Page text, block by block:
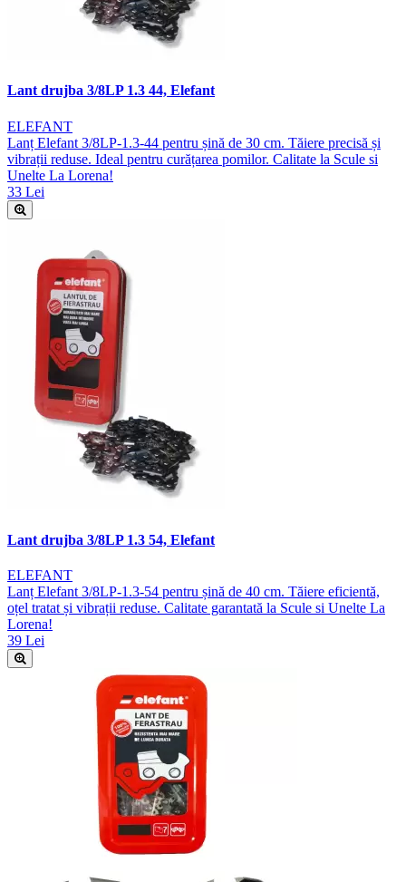
Lant drujba 3/8LP 1.3 44, Elefant
ELEFANT
Lanț Elefant 3/8LP-1.3-44 pentru șină de 30 cm. Tăiere precisă și
vibrații reduse. Ideal pentru curățarea pomilor. Calitate la Scule si
Unelte La Lorena!
33 Lei
Lant drujba 3/8LP 1.3 54, Elefant
ELEFANT
Lanț Elefant 3/8LP-1.3-54 pentru șină de 40 cm. Tăiere eficientă,
oțel tratat și vibrații reduse. Calitate garantată la Scule si Unelte La
Lorena!
39 Lei